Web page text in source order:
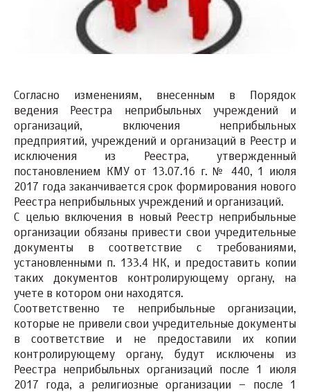
Согласно изменениям, внесенным в Порядок
ведения Реестра неприбыльных учреждений и
организаций, включения неприбыльных
предприятий, учреждений и организаций в Реестр и
исключения из Реестра, утвержденный
постановлением КМУ от 13.07.16 г. № 440, 1 июля
2017 года заканчивается срок формирования нового
Реестра неприбыльных учреждений и организаций.
С целью включения в новый Реестр неприбыльные
организации обязаны привести свои учредительные
документы в соответствие с требованиями,
установленными п. 133.4 НК, и предоставить копии
таких документов контролирующему органу, на
учете в котором они находятся.
Соответственно те неприбыльные организации,
которые не привели свои учредительные документы
в соответствие и не предоставили их копии
контролирующему органу, будут исключены из
Реестра неприбыльных организаций после 1 июля
2017 года, а религиозные организации – после 1